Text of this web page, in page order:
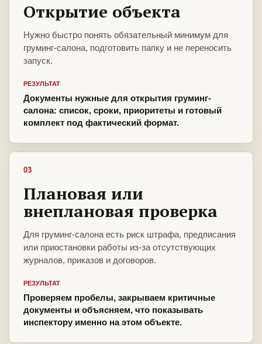
Открытие объекта
Нужно быстро понять обязательный минимум для
груминг-салона, подготовить папку и не переносить
запуск.
РЕЗУЛЬТАТ
Документы нужные для открытия груминг-
салона: список, сроки, приоритеты и готовый
комплект под фактический формат.
03
Плановая или
внеплановая проверка
Для груминг-салона есть риск штрафа, предписания
или приостановки работы из-за отсутствующих
журналов, приказов и договоров.
РЕЗУЛЬТАТ
Проверяем пробелы, закрываем критичные
документы и объясняем, что показывать
инспектору именно на этом объекте.